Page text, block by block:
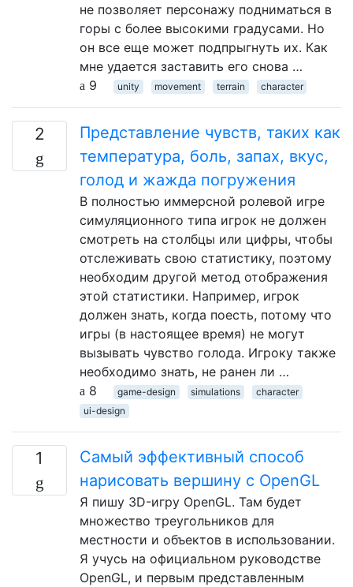
не позволяет персонажу подниматься в
горы с более высокими градусами. Но
он все еще может подпрыгнуть их. Как
мне удается заставить его снова …
9
unity movement terrain character
2
Представление чувств, таких как
температура, боль, запах, вкус,
голод и жажда погружения
В полностью иммерсной ролевой игре
симуляционного типа игрок не должен
смотреть на столбцы или цифры, чтобы
отслеживать свою статистику, поэтому
необходим другой метод отображения
этой статистики. Например, игрок
должен знать, когда поесть, потому что
игры (в настоящее время) не могут
вызывать чувство голода. Игроку также
необходимо знать, не ранен ли …
8
game-design simulations
character
ui-design
1
Самый эффективный способ
нарисовать вершину с OpenGL
Я пишу 3D-игру OpenGL. Там будет
множество треугольников для
местности и объектов в использовании.
Я учусь на официальном руководстве
OpenGL, и первым представленным